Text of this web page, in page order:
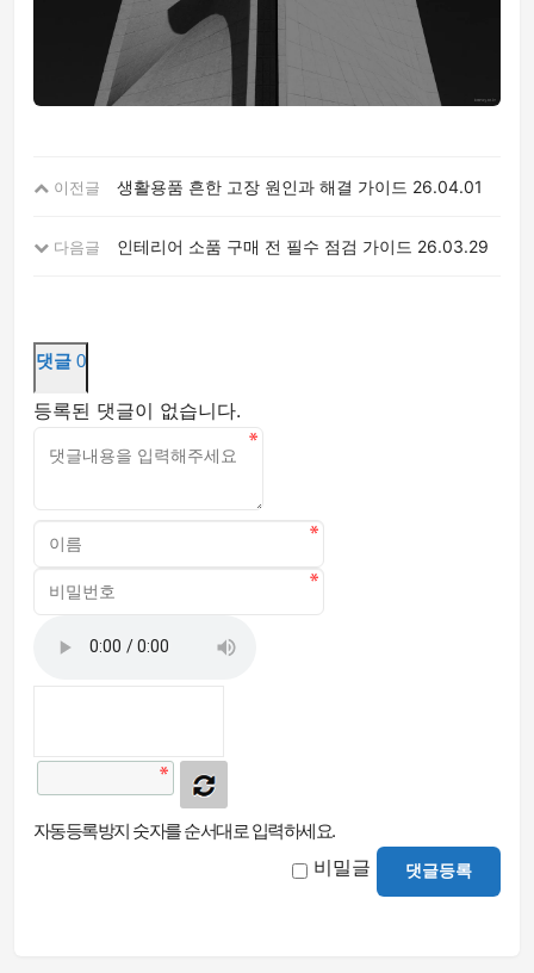
이전글 생활용품 흔한 고장 원인과 해결 가이드 26.04.01
다음글 인테리어 소품 구매 전 필수 점검 가이드 26.03.29
댓글 0
등록된 댓글이 없습니다.
자동등록방지 숫자를 순서대로 입력하세요.
비밀글 댓글등록